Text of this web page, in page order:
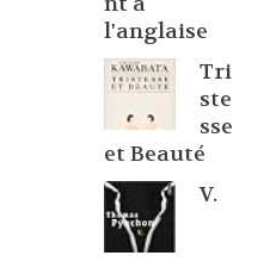
l'anglaise
Tri
ste
sse
et Beauté
V.